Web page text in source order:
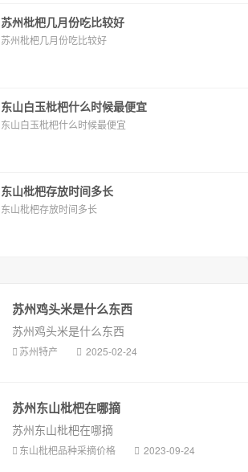
苏州枇杷几月份吃比较好
苏州枇杷几月份吃比较好
东山白玉枇杷什么时候最便宜
东山白玉枇杷什么时候最便宜
东山枇杷存放时间多长
东山枇杷存放时间多长
苏州鸡头米是什么东西
苏州鸡头米是什么东西
苏州特产 2025-02-24
苏州东山枇杷在哪摘
苏州东山枇杷在哪摘
东山枇杷品种采摘价格 2023-09-24